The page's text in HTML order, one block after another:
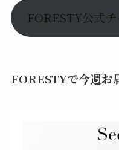
FORESTY公式
FORESTYで今週お